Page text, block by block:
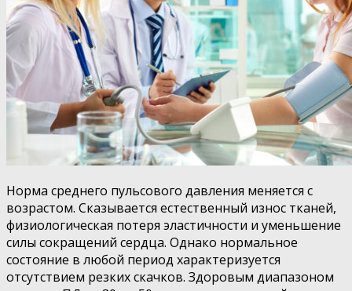
Норма среднего пульсового давления меняется с
возрастом. Сказывается естественный износ тканей,
физиологическая потеря эластичности и уменьшение
силы сокращений сердца. Однако нормальное
состояние в любой период характеризуется
отсутствием резких скачков. Здоровым диапазоном